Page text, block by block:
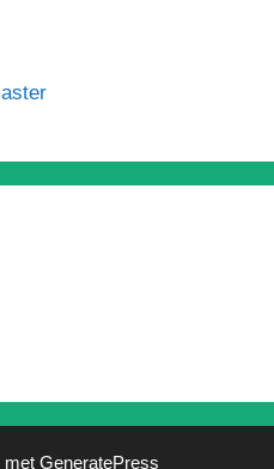
met GeneratePress